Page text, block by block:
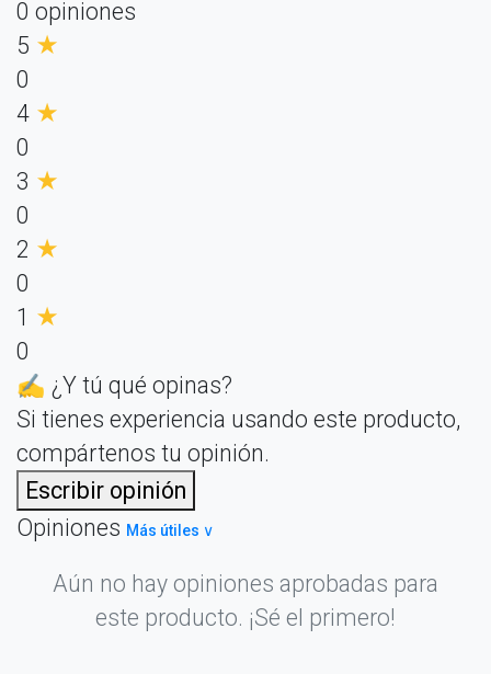
0 opiniones
5 ★
0
4 ★
0
3 ★
0
2 ★
0
1 ★
0
✍️ ¿Y tú qué opinas?
Si tienes experiencia usando este producto,
compártenos tu opinión.
Escribir opinión
Opiniones Más útiles ∨
Aún no hay opiniones aprobadas para
este producto. ¡Sé el primero!